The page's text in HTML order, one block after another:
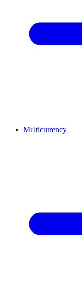
Multicurrency